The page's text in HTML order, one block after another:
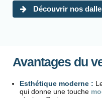
Découvrir nos
Avantages du
Esthétique moderne :
qui donne une touche